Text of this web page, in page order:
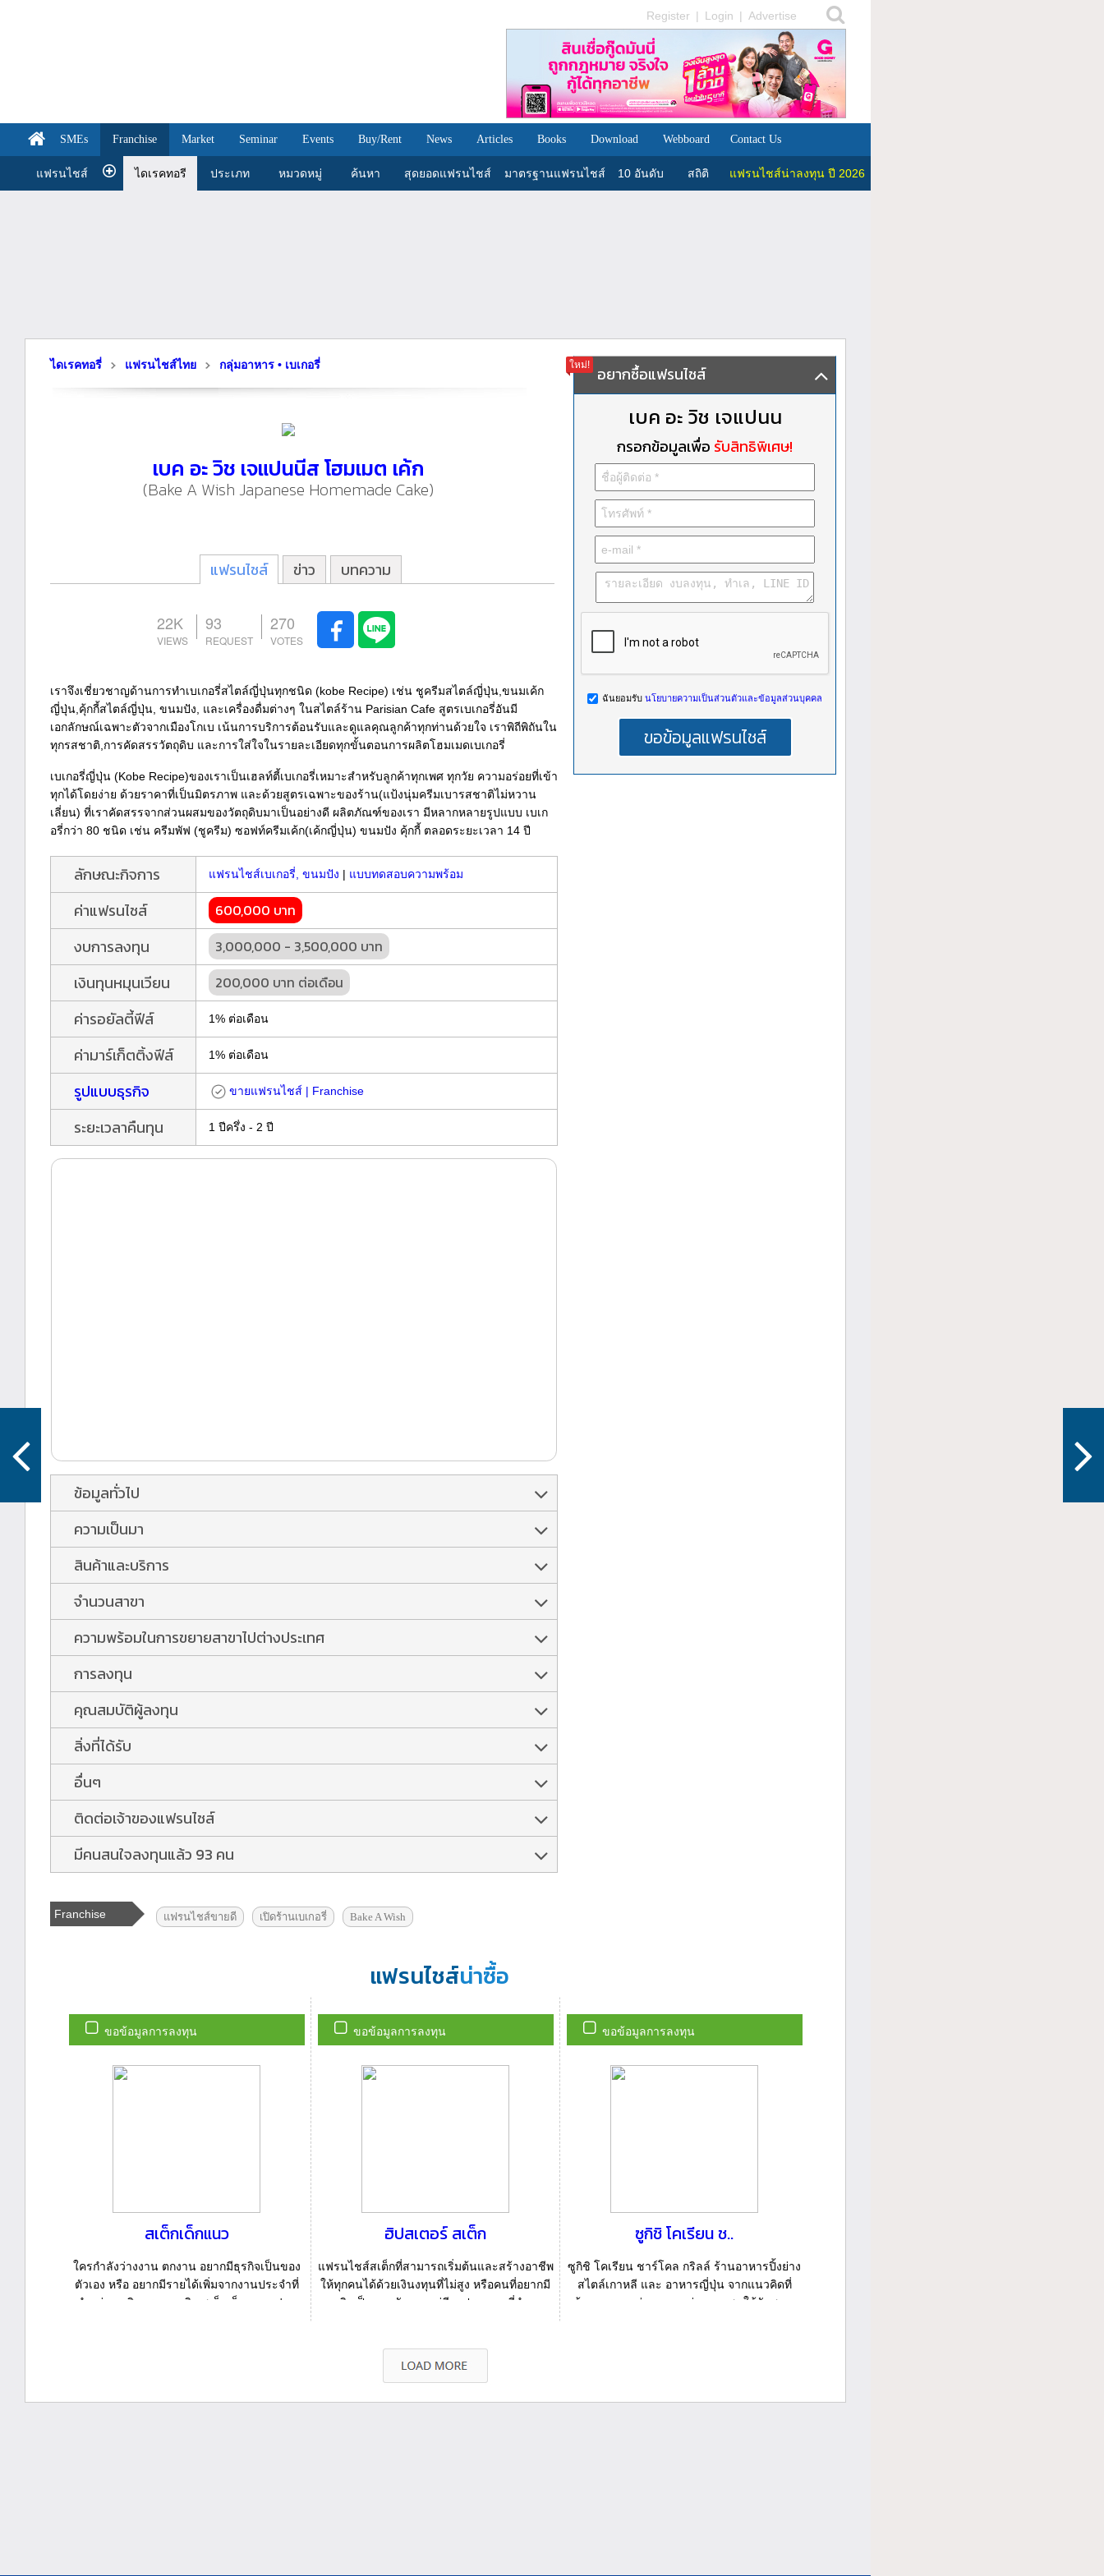
Register | Login | Advertise
SMEs Franchise Market Seminar Events Buy/Rent News Articles Books Download Webboard Contact Us
แฟรนไชส์ ไดเรคทอรี ประเภท หมวดหมู่ ค้นหา สุดยอดแฟรนไชส์ มาตรฐานแฟรนไชส์ 10 อันดับ สถิติ แฟรนไชส์น่าลงทุน ปี 2026
ไดเรคทอรี่ แฟรนไชส์ไทย กลุ่มอาหาร • เบเกอรี่
เบค อะ วิช เจแปนนีส โฮมเมต เค้ก
(Bake A Wish Japanese Homemade Cake)
แฟรนไชส์ ข่าว บทความ
22K 93 270
เราจึงเชี่ยวชาญด้านการทำเบเกอรี่สไตล์ญี่ปุ่นทุกชนิด (kobe Recipe) เช่น ชูครีมสไตล์ญี่ปุ่น,ขนมเค้ก
ญี่ปุ่น,คุ้กกี้สไตล์ญี่ปุ่น, ขนมปัง, และเครื่องดื่มต่างๆ ในสไตล์ร้าน Parisian Cafe สูตรเบเกอรี่อันมี
เอกลักษณ์เฉพาะตัวจากเมืองโกเบ เน้นการบริการต้อนรับและดูแลคุณลูกค้าทุกท่านด้วยใจ เราพิถีพิถันใน
ทุกรสชาติ,การคัดสรรวัตถุดิบ และการใส่ใจในรายละเอียดทุกขั้นตอนการผลิตโฮมเมดเบเกอรี่
เบเกอรี่ญี่ปุ่น (Kobe Recipe)ของเราเป็นเฮลท์ตี้เบเกอรี่เหมาะสำหรับลูกค้าทุกเพศ ทุกวัย ความอร่อยที่เข้า
ทุกได้โดยง่าย ด้วยราคาที่เป็นมิตรภาพ และด้วยสูตรเฉพาะของร้าน(แป้งนุ่มครีมเบารสชาติไม่หวาน
เลี่ยน) ที่เราคัดสรรจากส่วนผสมของวัตถุดิบมาเป็นอย่างดี ผลิตภัณฑ์ของเรา มีหลากหลายรูปแบบ เบเก
อรี่กว่า 80 ชนิด เช่น ครีมพัฟ (ชูครีม) ซอฟท์ครีมเค้ก(เค้กญี่ปุ่น) ขนมปัง คุ้กกี้ ตลอดระยะเวลา 14 ปี
ลักษณะกิจการ แฟรนไชส์เบเกอรี่, ขนมปัง | แบบทดสอบความพร้อม
ค่าแฟรนไชส์ 600,000 บาท
งบการลงทุน 3,000,000 - 3,500,000 บาท
เงินทุนหมุนเวียน 200,000 บาท ต่อเดือน
ค่ารอยัลตี้ฟีส์ 1% ต่อเดือน
ค่ามาร์เก็ตติ้งฟีส์ 1% ต่อเดือน
รูปแบบธุรกิจ ขายแฟรนไชส์ | Franchise
ระยะเวลาคืนทุน 1 ปีครึ่ง - 2 ปี
ข้อมูลทั่วไป
ความเป็นมา
สินค้าและบริการ
จำนวนสาขา
ความพร้อมในการขยายสาขาไปต่างประเทศ
การลงทุน
คุณสมบัติผู้ลงทุน
สิ่งที่ได้รับ
อื่นๆ
ติดต่อเจ้าของแฟรนไชส์
มีคนสนใจลงทุนแล้ว 93 คน
Franchise
แฟรนไชส์ขายดี เปิดร้านเบเกอรี่ Bake A Wish
ใหม่! อยากซื้อแฟรนไชส์
เบค อะ วิช เจแปนน
กรอกข้อมูลเพื่อ รับสิทธิพิเศษ!
ฉันยอมรับ นโยบายความเป็นส่วนตัวและข้อมูลส่วนบุคคล
แฟรนไชส์น่าซื้อ
ขอข้อมูลการลงทุน
สเต็กเด็กแนว
ใครกำลังว่างงาน ตกงาน อยากมีธุรกิจเป็นของ
ตัวเอง หรือ อยากมีรายได้เพิ่มจากงานประจำที่
ทำอยู่ ลองพิจารณาธุรกิจ สเต็กเด็กแนวแฟรน
ขอข้อมูลการลงทุน
ฮิปสเตอร์ สเต็ก
แฟรนไชส์สเต็กที่สามารถเริ่มต้นและสร้างอาชีพ
ให้ทุกคนได้ด้วยเงินงทุนที่ไม่สูง หรือคนที่อยากมี
ธุรกิจเป็นของตัวเอง แต่มีงบประมาณที่จำก...
ขอข้อมูลการลงทุน
ซูกิชิ โคเรียน ช..
ซูกิชิ โคเรียน ชาร์โคล กริลล์ ร้านอาหารปิ้งย่าง
สไตล์เกาหลี และ อาหารญี่ปุ่น จากแนวคิดที่
ต้องการมอบช่วงเวลาแห่งความสุขให้กับสม...